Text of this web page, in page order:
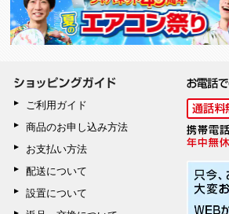
ご利用ガイド
商品のお申し込み方法
お支払い方法
配送について
設置について